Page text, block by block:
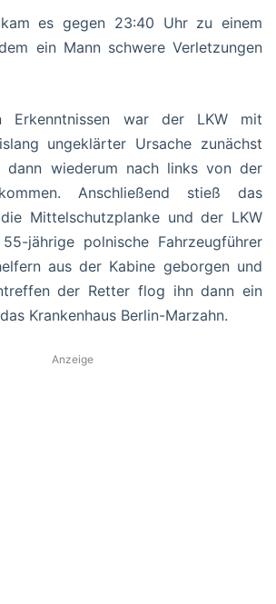
es gegen 23:40 Uhr zu einem
ein Mann schwere Verletzungen
Erkenntnissen war der LKW mit
ungeklärter Ursache zunächst
dann wiederum nach links von der
Anschließend stieß das
Mittelschutzplanke und der LKW
jährige polnische Fahrzeugführer
aus der Kabine geborgen und
der Retter flog ihn dann ein
Krankenhaus Berlin-Marzahn.
Anzeige